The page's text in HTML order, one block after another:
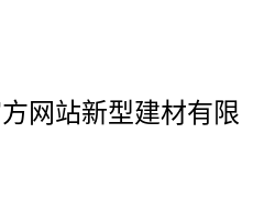
网站新型建材有限